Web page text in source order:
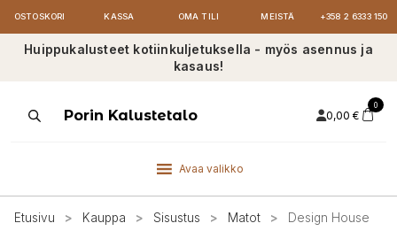
OSTOSKORI KASSA OMA TILI MEISTÄ +358 2 6333 150
Huippukalusteet kotiinkuljetuksella - myös asennus ja
kasaus!
ProductsPorin Kalustetalo 0,00 €
0
Avaa valikko
Etusivu > Kauppa > Sisustus > Matot >
Design House